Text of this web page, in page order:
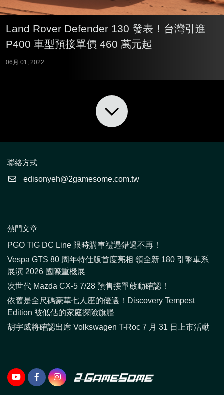
Land Rover Defender 130 發表！台灣引進
P400 車型預接單價 460 萬元起
06月 01, 2022
聯絡方式
edisonyeh@2gamesome.com.tw
熱門文章
PGO TIG DC Line 限時購車禮遇錯過不再！
Vespa GTS 80 周年特仕版首度亮相 領全新 180 引擎車系
展演 2026 國際重機展
次世代 Mazda CX-5 7/28 預售接單啟動確認！
依舊是全尺碼豪華七人座的優選！Discovery Tempest
Edition 被低估的家庭探險旗艦
胡宇威將確認出席 Volkswagen T-Roc 7 月 31 日上市活動